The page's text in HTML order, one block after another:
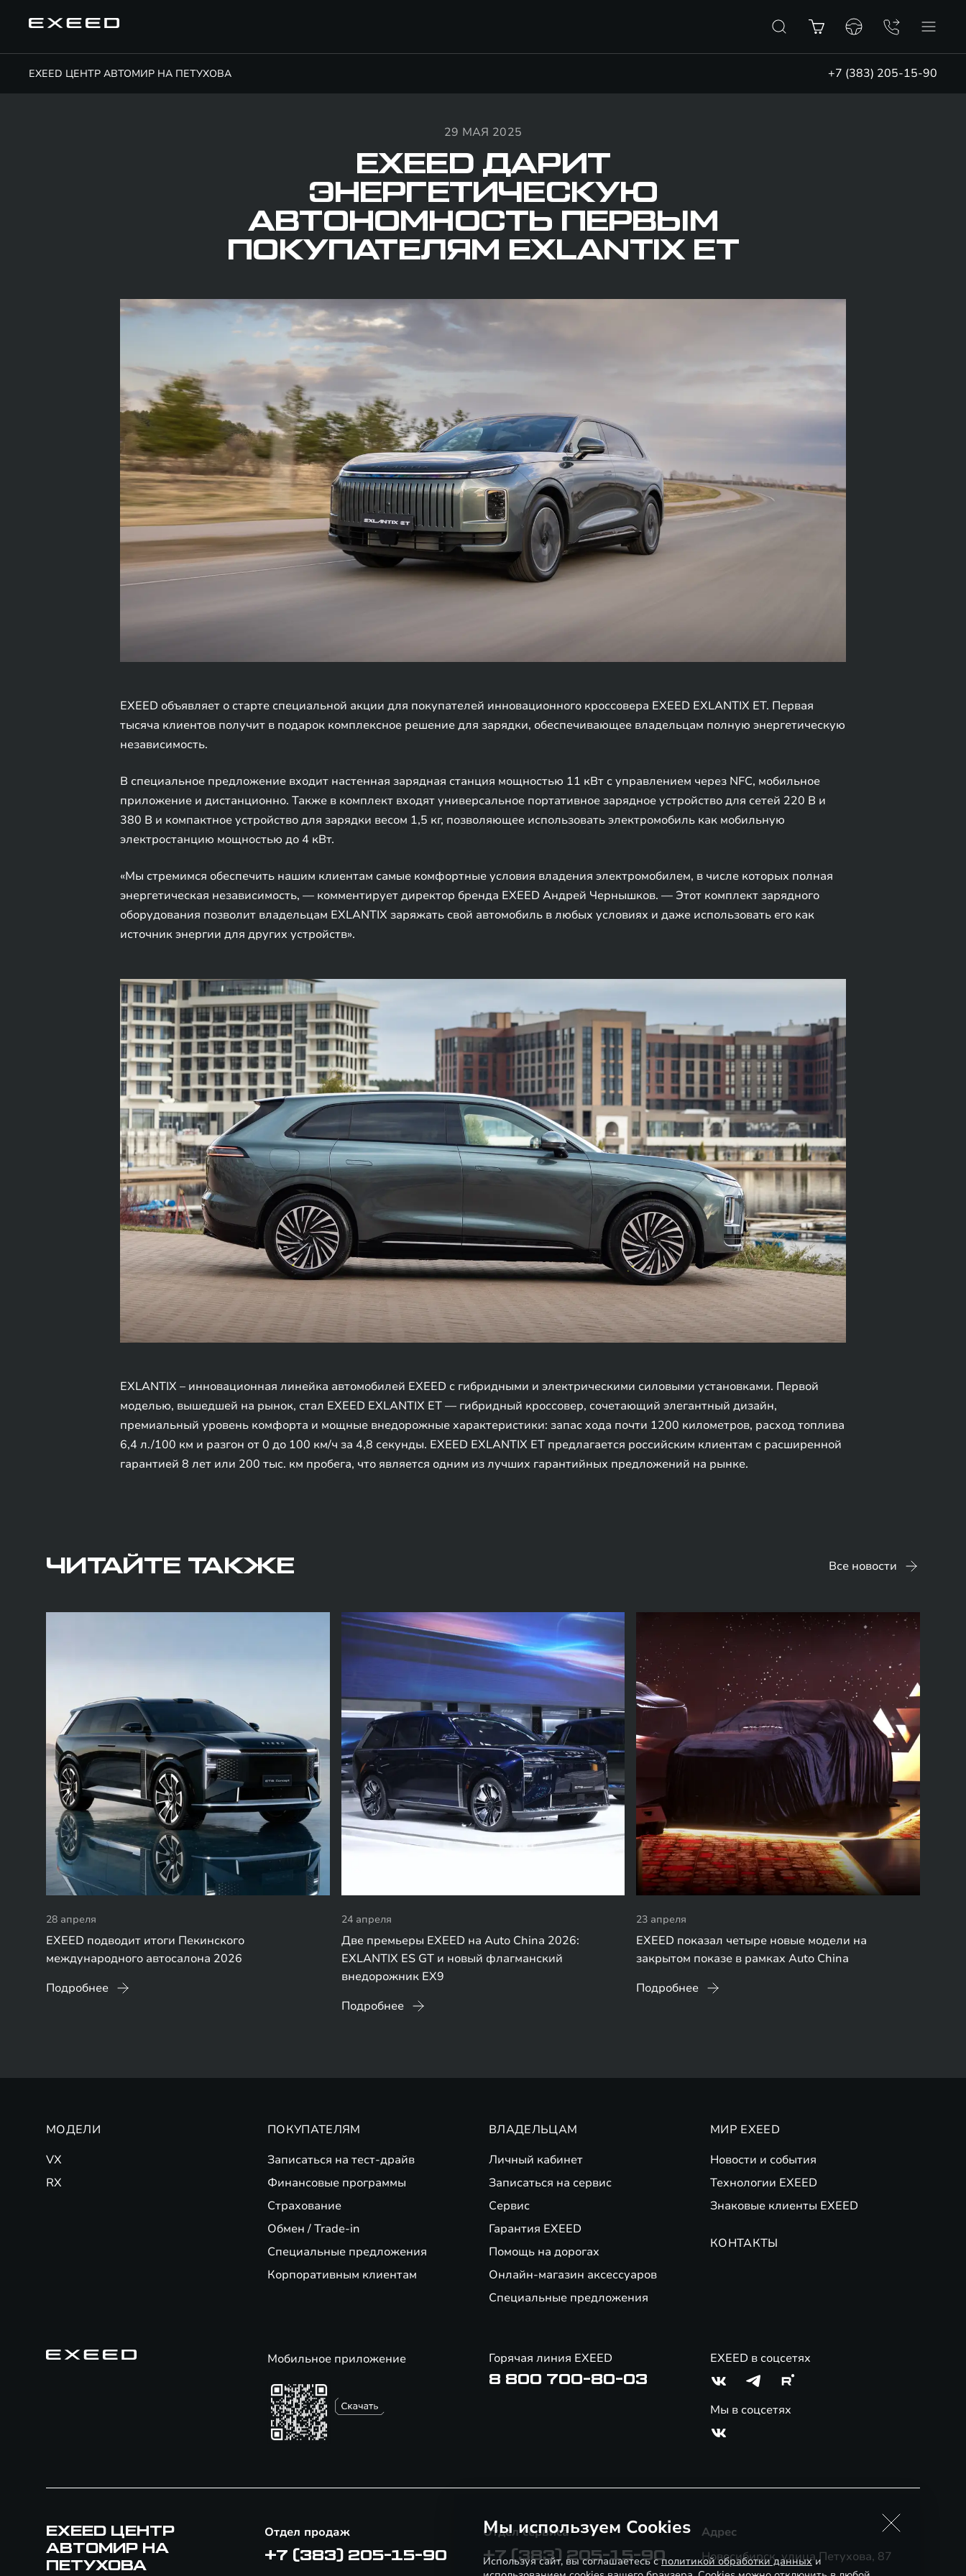
EXEED ЦЕНТР АВТОМИР НА ПЕТУХОВА +7 (383) 205-15-90
29 МАЯ 2025
EXEED ДАРИТ
ЭНЕРГЕТИЧЕСКУЮ
АВТОНОМНОСТЬ ПЕРВЫМ
ПОКУПАТЕЛЯМ EXLANTIX ET
EXEED объявляет о старте специальной акции для покупателей инновационного кроссовера EXEED EXLANTIX ET. Первая
тысяча клиентов получит в подарок комплексное решение для зарядки, обеспечивающее владельцам полную энергетическую
независимость.
В специальное предложение входит настенная зарядная станция мощностью 11 кВт с управлением через NFC, мобильное
приложение и дистанционно. Также в комплект входят универсальное портативное зарядное устройство для сетей 220 В и
380 В и компактное устройство для зарядки весом 1,5 кг, позволяющее использовать электромобиль как мобильную
электростанцию мощностью до 4 кВт.
«Мы стремимся обеспечить нашим клиентам самые комфортные условия владения электромобилем, в числе которых полная
энергетическая независимость, — комментирует директор бренда EXEED Андрей Чернышков. — Этот комплект зарядного
оборудования позволит владельцам EXLANTIX заряжать свой автомобиль в любых условиях и даже использовать его как
источник энергии для других устройств».
EXLANTIX – инновационная линейка автомобилей EXEED с гибридными и электрическими силовыми установками. Первой
моделью, вышедшей на рынок, стал EXEED EXLANTIX ET — гибридный кроссовер, сочетающий элегантный дизайн,
премиальный уровень комфорта и мощные внедорожные характеристики: запас хода почти 1200 километров, расход топлива
6,4 л./100 км и разгон от 0 до 100 км/ч за 4,8 секунды. EXEED EXLANTIX ET предлагается российским клиентам с расширенной
гарантией 8 лет или 200 тыс. км пробега, что является одним из лучших гарантийных предложений на рынке.
ЧИТАЙТЕ ТАКЖЕ Все новости
28 апреля
EXEED подводит итоги Пекинского
международного автосалона 2026
Подробнее
24 апреля
Две премьеры EXEED на Auto China 2026:
EXLANTIX ES GT и новый флагманский
внедорожник EX9
Подробнее
23 апреля
EXEED показал четыре новые модели на
закрытом показе в рамках Auto China
Подробнее
МОДЕЛИ
VX
RX
ПОКУПАТЕЛЯМ
Записаться на тест-драйв
Финансовые программы
Страхование
Обмен / Trade-in
Специальные предложения
Корпоративным клиентам
ВЛАДЕЛЬЦАМ
Личный кабинет
Записаться на сервис
Сервис
Гарантия EXEED
Помощь на дорогах
Онлайн-магазин аксессуаров
Специальные предложения
МИР EXEED
Новости и события
Технологии EXEED
Знаковые клиенты EXEED
КОНТАКТЫ
Мобильное приложение Горячая линия EXEED
8 800 700-80-03
EXEED в соцсетях
Мы в соцсетях
EXEED ЦЕНТР
АВТОМИР НА
ПЕТУХОВА
Отдел продаж
+7 (383) 205-15-90
Отдел сервиса
+7 (383) 205-15-90
Адрес
Новосибирск, улица Петухова, 87
Мы используем Cookies
Используя сайт, вы соглашаетесь сполитикой обработки данныхи